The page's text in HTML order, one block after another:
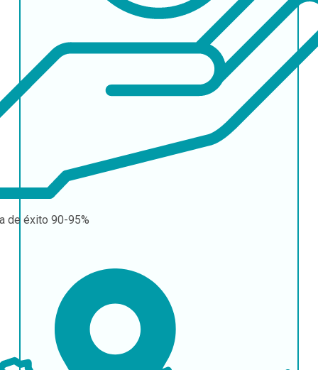
de éxito 90-95%